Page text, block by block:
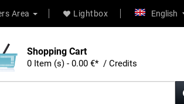
Area Lightbox English
Shopping Cart
0 Item (s) - 0.00 €* / Credits